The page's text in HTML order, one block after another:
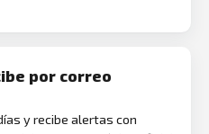
por correo
y recibe alertas con